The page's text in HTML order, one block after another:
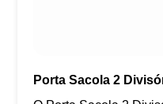
Porta Sacola 2